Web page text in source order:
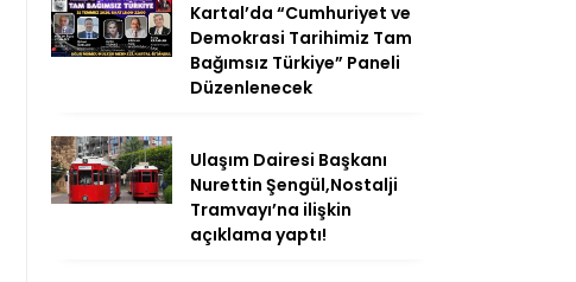
Kartal’da “Cumhuriyet ve
Demokrasi Tarihimiz Tam
Bağımsız Türkiye” Paneli
Düzenlenecek
Ulaşım Dairesi Başkanı
Nurettin Şengül,Nostalji
Tramvayı’na ilişkin
açıklama yaptı!